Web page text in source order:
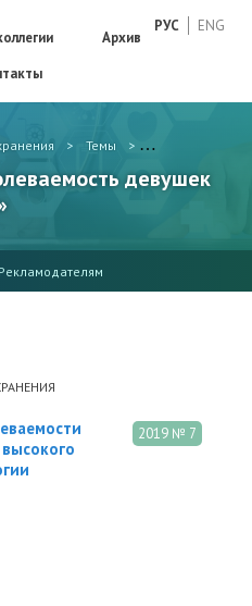
РУС ENG
Архив
> Темы >
девушек
Рекламодателям
2019 № 7